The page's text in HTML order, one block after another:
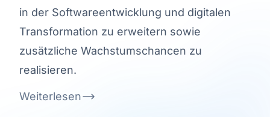
in der Softwareentwicklung und digitalen
Transformation zu erweitern sowie
zusätzliche Wachstumschancen zu
realisieren.
Weiterlesen